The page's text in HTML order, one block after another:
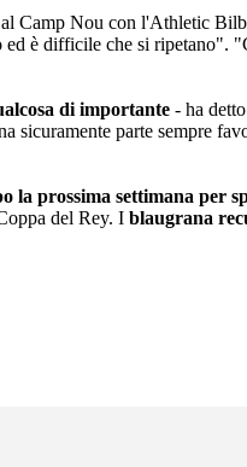
Camp Nou con l'Athletic
è difficile che si ripetano".
di importante - ha
sicuramente parte sempre
la prossima settimana per
del Rey. I blaugrana